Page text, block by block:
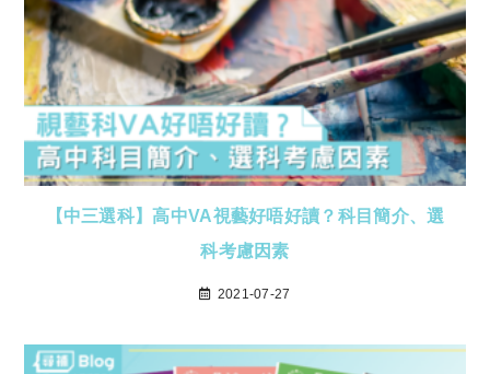
【中三選科】高中VA視藝好唔好讀？科目簡介、選
科考慮因素
2021-07-27